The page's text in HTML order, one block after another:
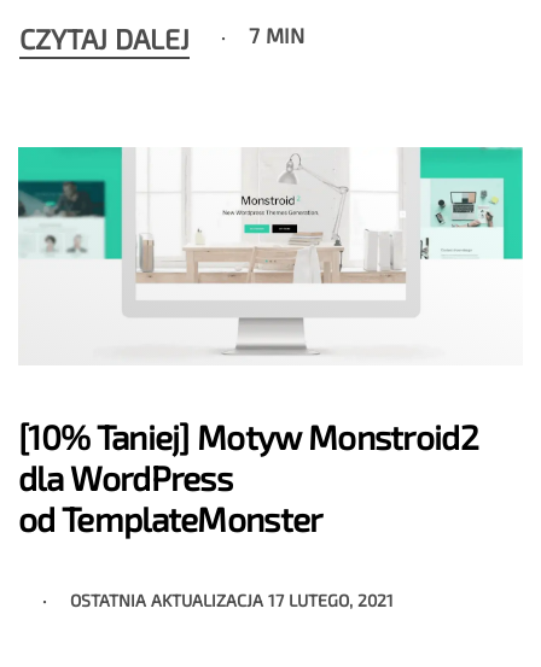
CZYTAJ DALEJ 7 MIN
[10% Taniej] Motyw Monstroid2
dla WordPress
od TemplateMonster
OSTATNIA AKTUALIZACJA17 LUTEGO, 2021